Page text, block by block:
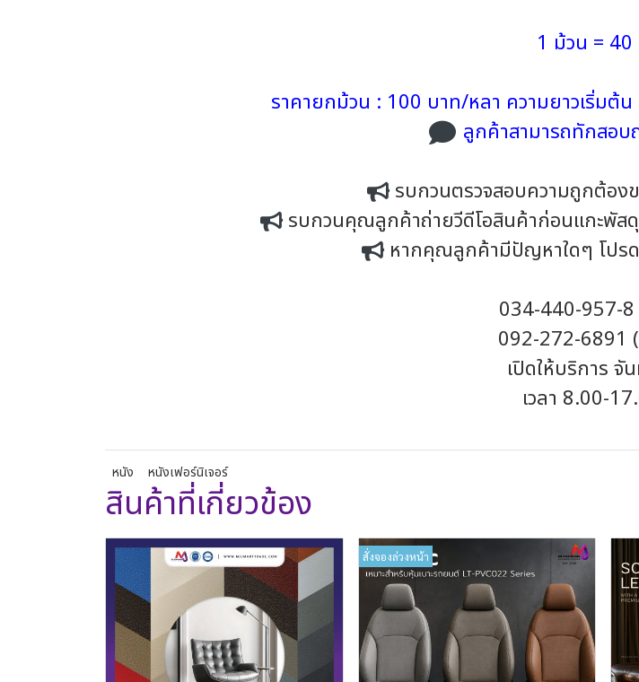
1 ม้วน = 40
ราคายกม้วน : 100 บาท/หลา ความยาวเริ่มต้น
ลูกค้าสามารถทักสอบ
รบกวนตรวจสอบความถูกต้อง
รบกวนคุณลูกค้าถ่ายวีดีโอสินค้าก่อนแกะพัสดุ
หากคุณลูกค้ามีปัญหาใดๆ โปร
034-440-957-
092-272-6891
เปิดให้บริการ จั
เวลา 8.00-
หนัง หนังเฟอร์นิเจอร์
สินค้าที่เกี่ยวข้อง
สั่งจองล่วงหน้า